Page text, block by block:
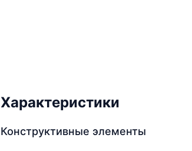
Характеристики
Конструктивные элементы